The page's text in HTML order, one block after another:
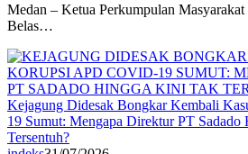
Medan – Ketua Perkumpulan
Belas…
Kejagung Didesak Bongkar Kembali
19 Sumut: Mengapa Direktur PT
Tersentuh?